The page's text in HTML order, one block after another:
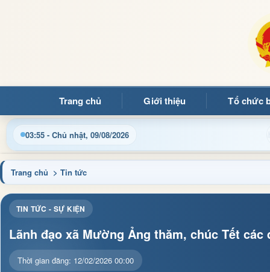
Trang chủ Giới thiệu Tổ chức
03:55 - Chủ nhật, 09/08/2026
hành chính và tin tức địa phương nhanh chóng, chính xác
Trang chủ > Tin tức
TIN TỨC - SỰ KIỆN
Lãnh đạo xã Mường Ảng thăm, chúc Tết
Thời gian đăng: 12/02/2026 00:00